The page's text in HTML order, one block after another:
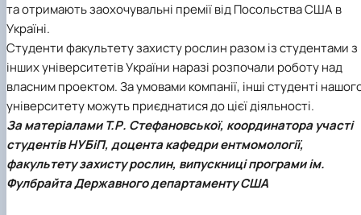
та отримають заохочувальні премії від Посольства США в
Україні.
Студенти факультету захисту рослин разом із студентами з
інших університетів України наразі розпочали роботу над
власним проектом. За умовами компанії, інші студенті
університету можуть приєднатися до цієї діяльності.
За матеріалами Т.Р. Стефановської, координатора участі
студентів НУБіП, доцента кафедри ентмомології,
факультету захисту рослин, випускниці програми ім.
Фулбрайта Державного департаменту США